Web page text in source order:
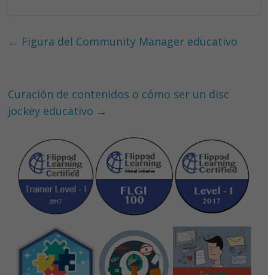
b
k
e er s
p
← Figura del Community Manager educativo
Curación de contenidos o cómo ser un disc
jockey educativo →